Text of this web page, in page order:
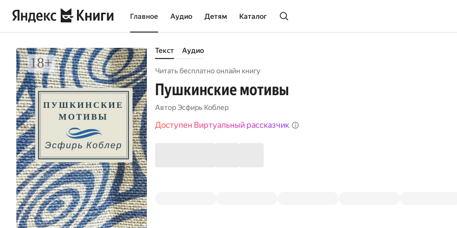
Главное Аудио Детям Каталог
Текст Аудио
Читать бесплатно онлайн книгу
Пушкинские мотивы
АвторЭсфирь Коблер
Доступен Виртуальный рассказчик